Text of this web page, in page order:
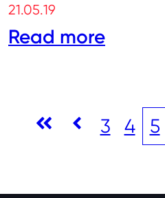
21.05.19
Read more
3 4 5